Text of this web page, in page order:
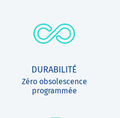
DURABILITÉ
Zéro obsolescence
programmée